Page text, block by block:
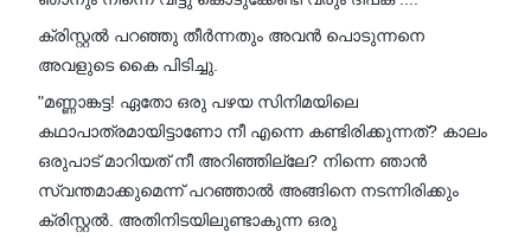
ക്രിസ്റ്റൽ പറഞ്ഞു തീർന്നതും അവൻ പൊടുന്നനെ
അവളുടെ കൈ പിടിച്ചു.
"മണ്ണാങ്കട്ട! ഏതോ ഒരു പഴയ സിനിമയിലെ
കഥാപാത്രമായിട്ടാണോ നീ എന്നെ കണ്ടിരിക്കുന്നത്? കാലം
ഒരുപാട് മാറിയത് നീ അറിഞ്ഞില്ലേ? നിന്നെ ഞാൻ
സ്വന്തമാക്കുമെന്ന് പറഞ്ഞാൽ അങ്ങിനെ നടന്നിരിക്കും
ക്രിസ്റ്റൽ. അതിനിടയിലുണ്ടാകുന്ന ഒരു